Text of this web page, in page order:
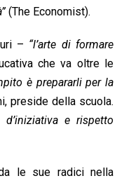
(The Economist).
– “l’arte di formare
che va oltre le
è prepararli per la
preside della scuola.
d’iniziativa e rispetto
le sue radici nella